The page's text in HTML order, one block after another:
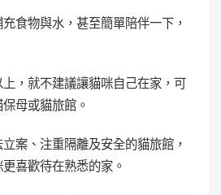
食物與水，甚至簡單陪伴一下，
，就不建議讓貓咪自己在家，可
母或貓旅館。
案、注重隔離及安全的貓旅館，
喜歡待在熟悉的家。